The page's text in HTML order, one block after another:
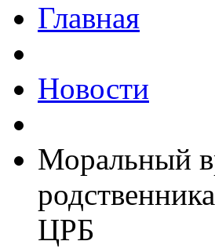
Главная
Новости
Моральный
ЦРБ